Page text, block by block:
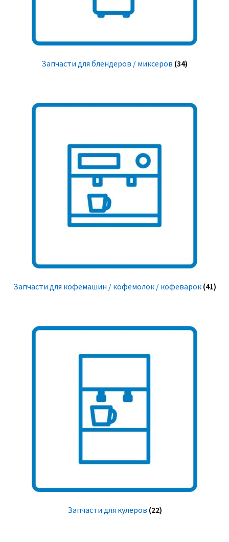
Запчасти для блендеров / миксеров (34)
Запчасти для кофемашин / кофемолок / кофеварок (41)
Запчасти для кулеров (22)